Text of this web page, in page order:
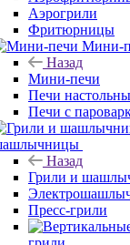
Аэрогрили
Фритюрницы
Мини-
Назад
Мини-печи
Печи
Печи с
Назад
Грили и
Пресс-грили